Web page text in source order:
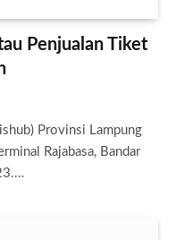
Penjualan Tiket
Provinsi Lampung
Rajabasa, Bandar